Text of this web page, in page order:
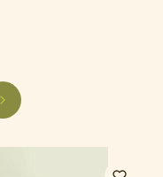
Następne produkty